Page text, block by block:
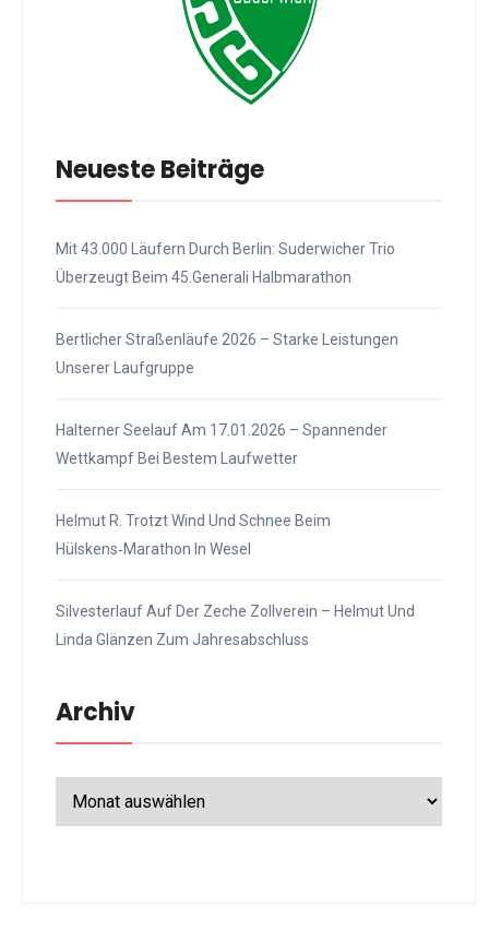
Neueste Beiträge
Mit 43.000 Läufern Durch Berlin: Suderwicher Trio
Überzeugt Beim 45.Generali Halbmarathon
Bertlicher Straßenläufe 2026 – Starke Leistungen
Unserer Laufgruppe
Halterner Seelauf Am 17.01.2026 – Spannender
Wettkampf Bei Bestem Laufwetter
Helmut R. Trotzt Wind Und Schnee Beim
Hülskens‑Marathon In Wesel
Silvesterlauf Auf Der Zeche Zollverein – Helmut Und
Linda Glänzen Zum Jahresabschluss
Archiv